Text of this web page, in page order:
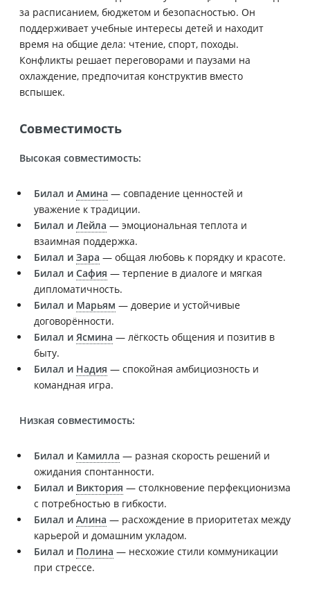
за расписанием, бюджетом и безопасностью. Он
поддерживает учебные интересы детей и находит
время на общие дела: чтение, спорт, походы.
Конфликты решает переговорами и паузами на
охлаждение, предпочитая конструктив вместо
вспышек.
Совместимость
Высокая совместимость:
Билал и Амина — совпадение ценностей и
уважение к традиции.
Билал и Лейла — эмоциональная теплота и
взаимная поддержка.
Билал и Зара — общая любовь к порядку и красоте.
Билал и Сафия — терпение в диалоге и мягкая
дипломатичность.
Билал и Марьям — доверие и устойчивые
договорённости.
Билал и Ясмина — лёгкость общения и позитив в
быту.
Билал и Надия — спокойная амбициозность и
командная игра.
Низкая совместимость:
Билал и Камилла — разная скорость решений и
ожидания спонтанности.
Билал и Виктория — столкновение перфекционизма
с потребностью в гибкости.
Билал и Алина — расхождение в приоритетах между
карьерой и домашним укладом.
Билал и Полина — несхожие стили коммуникации
при стрессе.